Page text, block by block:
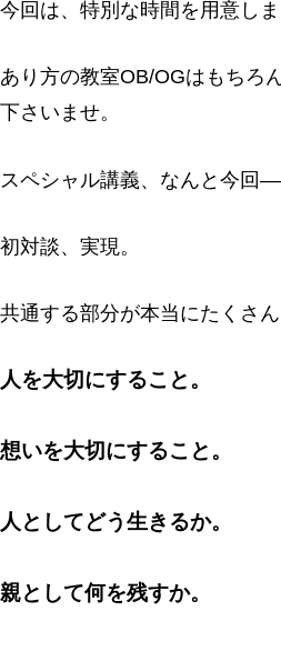
今回は、特別な時間を用意しま
あり方の教室OB/OGはもちろ
下さいませ。
スペシャル講義、なんと今回
初対談、実現。
共通する部分が本当にたくさん
人を大切にすること。
想いを大切にすること。
人としてどう生きるか。
親として何を残すか。